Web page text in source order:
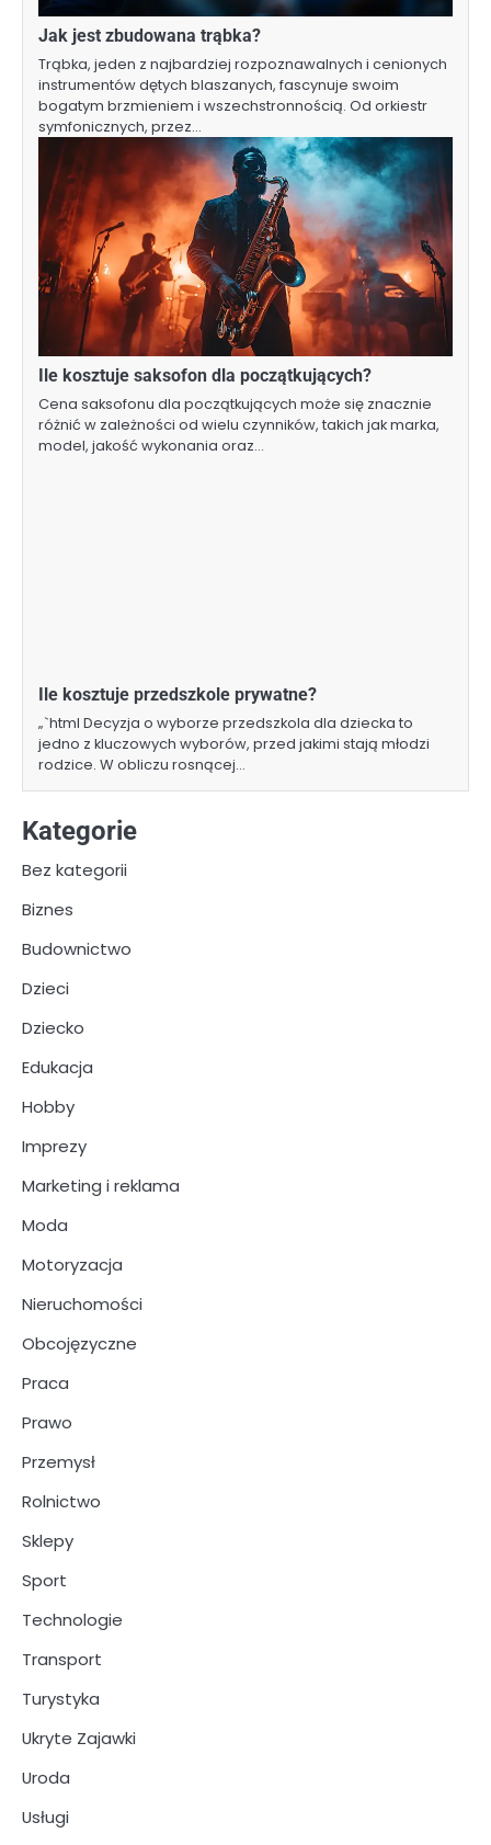
Jak jest zbudowana trąbka?
Trąbka, jeden z najbardziej rozpoznawalnych i cenionych
instrumentów dętych blaszanych, fascynuje swoim
bogatym brzmieniem i wszechstronnością. Od orkiestr
symfonicznych, przez…
Ile kosztuje saksofon dla początkujących?
Cena saksofonu dla początkujących może się znacznie
różnić w zależności od wielu czynników, takich jak marka,
model, jakość wykonania oraz…
Ile kosztuje przedszkole prywatne?
„`html Decyzja o wyborze przedszkola dla dziecka to
jedno z kluczowych wyborów, przed jakimi stają młodzi
rodzice. W obliczu rosnącej…
Kategorie
Bez kategorii
Biznes
Budownictwo
Dzieci
Dziecko
Edukacja
Hobby
Imprezy
Marketing i reklama
Moda
Motoryzacja
Nieruchomości
Obcojęzyczne
Praca
Prawo
Przemysł
Rolnictwo
Sklepy
Sport
Technologie
Transport
Turystyka
Ukryte Zajawki
Uroda
Usługi